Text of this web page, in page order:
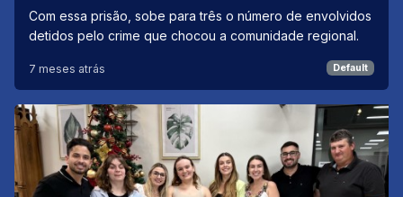
Com essa prisão, sobe para três o número de envolvidos
detidos pelo crime que chocou a comunidade regional.
7 meses atrás Default